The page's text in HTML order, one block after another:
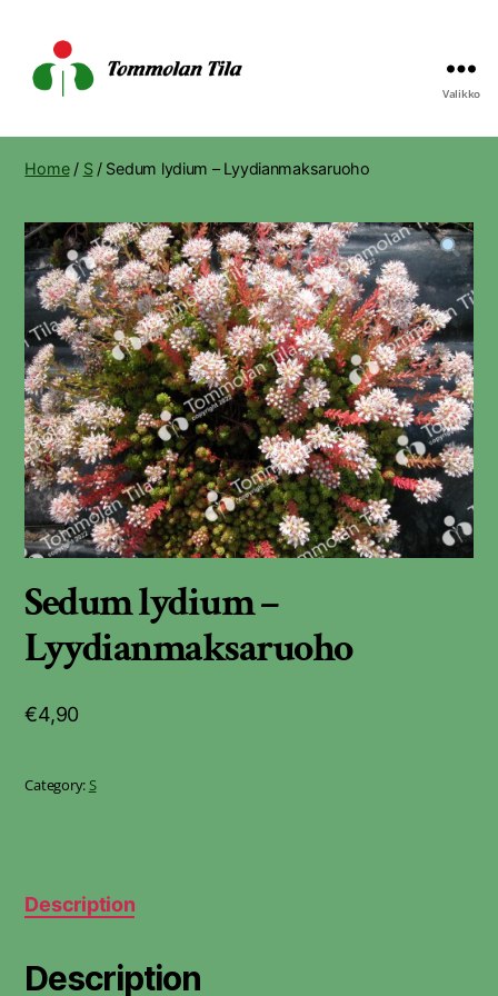
Tila
Valikko
Home/ S/ Sedum lydium – Lyydianmaksaruoho
Sedum lydium –
Lyydianmaksaruoho
€4,90
Category:S
Description
Description